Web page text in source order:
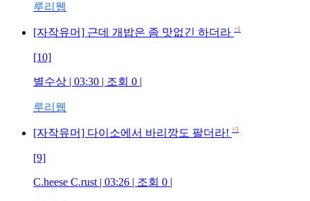
루리웹
[자작유머] 근데 개밥은 좀 맛없긴 하더라 +1
[10]
별수상 | 03:30 | 조회 0 |
루리웹
[자작유머] 다이소에서 바리깡도 팔더라! +3
[9]
C.heese C.rust | 03:26 | 조회 0 |